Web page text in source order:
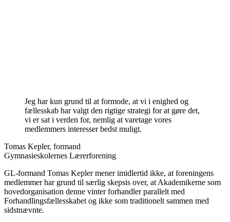
Jeg har kun grund til at formode, at vi i enighed og
fællesskab har valgt den rigtige strategi for at gøre det,
vi er sat i verden for, nemlig at varetage vores
medlemmers interesser bedst muligt.
Tomas Kepler, formand
Gymnasieskolernes Lærerforening
GL-formand Tomas Kepler mener imidlertid ikke, at foreningens
medlemmer har grund til særlig skepsis over, at Akademikerne som
hovedorganisation denne vinter forhandler parallelt med
Forhandlingsfællesskabet og ikke som traditionelt sammen med
sidstnævnte.